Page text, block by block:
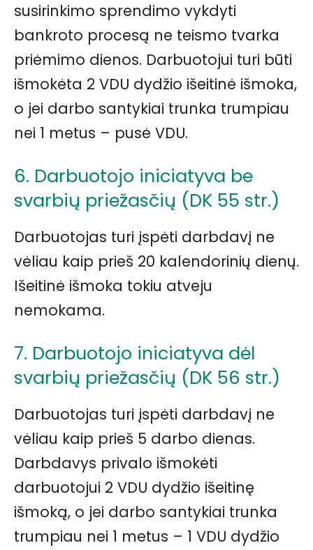
susirinkimo sprendimo vykdyti
bankroto procesą ne teismo tvarka
priėmimo dienos. Darbuotojui turi būti
išmokėta 2 VDU dydžio išeitinė išmoka,
o jei darbo santykiai trunka trumpiau
nei 1 metus – pusė VDU.
6. Darbuotojo iniciatyva be
svarbių priežasčių (DK 55 str.)
Darbuotojas turi įspėti darbdavį ne
vėliau kaip prieš 20 kalendorinių dienų.
Išeitinė išmoka tokiu atveju
nemokama.
7. Darbuotojo iniciatyva dėl
svarbių priežasčių (DK 56 str.)
Darbuotojas turi įspėti darbdavį ne
vėliau kaip prieš 5 darbo dienas.
Darbdavys privalo išmokėti
darbuotojui 2 VDU dydžio išeitinę
išmoką, o jei darbo santykiai trunka
trumpiau nei 1 metus – 1 VDU dydžio